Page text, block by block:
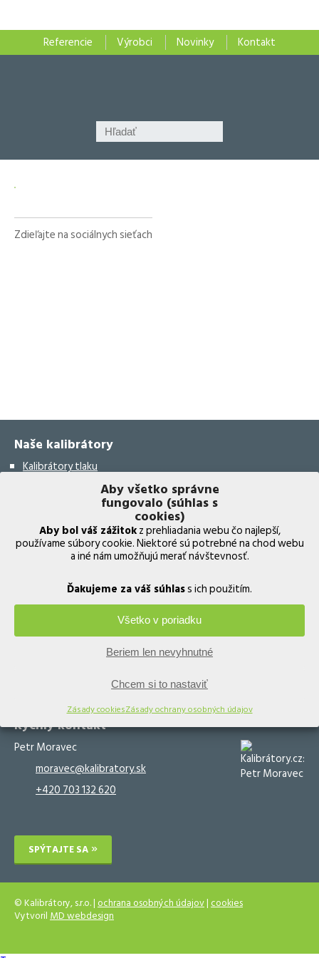
Aby všetko správne
fungovalo (súhlas s
cookies)
Aby bol váš zážitokz prehliadania webu čo najlepší,
používame súbory cookie. Niektoré sú potrebné na chod webu
a iné nám umožňujú merať návštevnosť.
Ďakujeme za váš súhlass ich použitím.
Všetko v poriadku
Beriem len nevyhnutné
Chcem si to nastaviť
Zásady cookiesZásady ochrany osobných údajov
Referencie Výrobci Novinky Kontakt
Zdieľajte na sociálnych sieťach
Naše kalibrátory
Kalibrátory tlaku
Kalibrátory teploty
Kalibrátory vlhkosti
Bezdrôtový validačný systém
Kalibrátory elektrických prístrojov
Kalibrátory leteckých prístrojov
Multifunkčné kalibrátory
Termočlánkový validačný systém
Kalibračný software
Kalibračné služby
Validačný software
Validačné služby
Rýchly kontakt
Petr Moravec
moravec@kalibratory.sk
+420 703 132 620
SPÝTAJTE SA
© Kalibrátory, s.r.o. |ochrana osobných údajov|cookies
VytvorilMD webdesign